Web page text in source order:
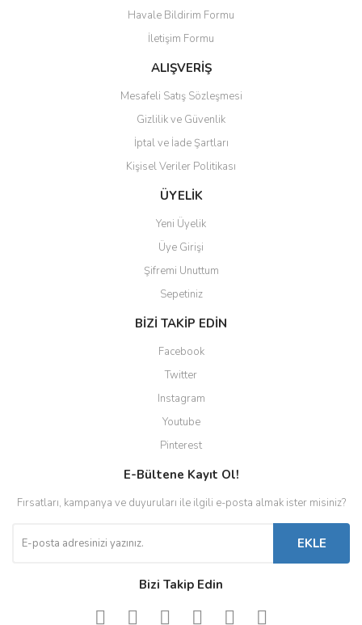
Havale Bildirim Formu
İletişim Formu
ALIŞVERİŞ
Mesafeli Satış Sözleşmesi
Gizlilik ve Güvenlik
İptal ve İade Şartları
Kişisel Veriler Politikası
ÜYELİK
Yeni Üyelik
Üye Girişi
Şifremi Unuttum
Sepetiniz
BİZİ TAKİP EDİN
Facebook
Twitter
Instagram
Youtube
Pinterest
E-Bültene Kayıt Ol!
Fırsatları, kampanya ve duyuruları ile ilgili e-posta almak ister misiniz?
EKLE
Bizi Takip Edin